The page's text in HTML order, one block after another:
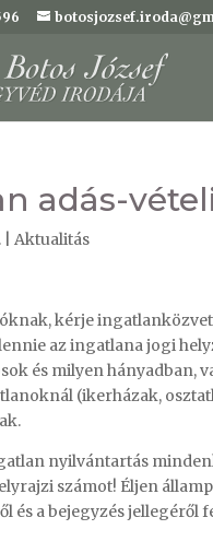
adás-
|Aktualitás
kérje
az ingatlana jogi
és milyen hányadban,
(ikerházak,
nyilvántartás
számot! Éljen
és a bejegyzés jellegéről